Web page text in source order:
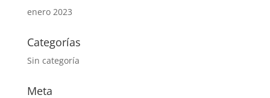
enero 2023
Categorías
Sin categoría
Meta